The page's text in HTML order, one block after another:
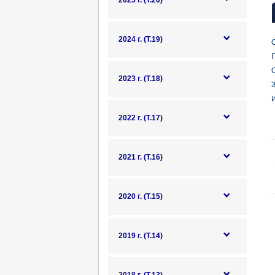
2024 г. (Т.19)
2023 г. (Т.18)
2022 г. (Т.17)
2021 г. (Т.16)
2020 г. (Т.15)
2019 г. (Т.14)